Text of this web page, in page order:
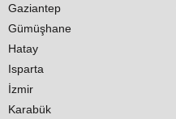
Gaziantep
Gümüşhane
Hatay
Isparta
İzmir
Karabük